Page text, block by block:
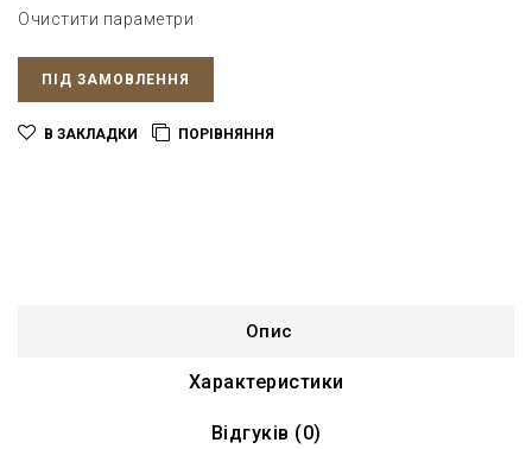
Очистити параметри
ПІД ЗАМОВЛЕННЯ
В ЗАКЛАДКИ ПОРІВНЯННЯ
Опис
Характеристики
Відгуків (0)